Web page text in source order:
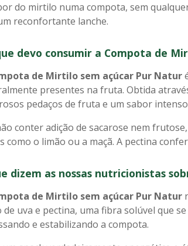
do mirtilo numa compota, sem
reconfortante lanche.
devo consumir a Compota de
de Mirtilo sem açúcar Pur Natur
presentes na fruta. Obtida
pedaços de fruta e um sabor
conter adição de sacarose nem
como o limão ou a maçã. A pectina
dizem as nossas nutricionistas
de Mirtilo sem açúcar Pur Natur
de uva e pectina, uma fibra solúvel que
e estabilizando a compota.